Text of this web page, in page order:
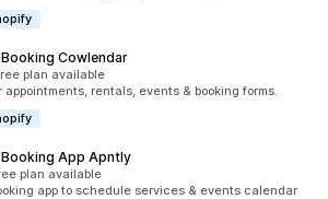
Cowlendar
plan available
appointments, rentals, events & booking forms.
App Apntly
plan available
app to schedule services & events calendar